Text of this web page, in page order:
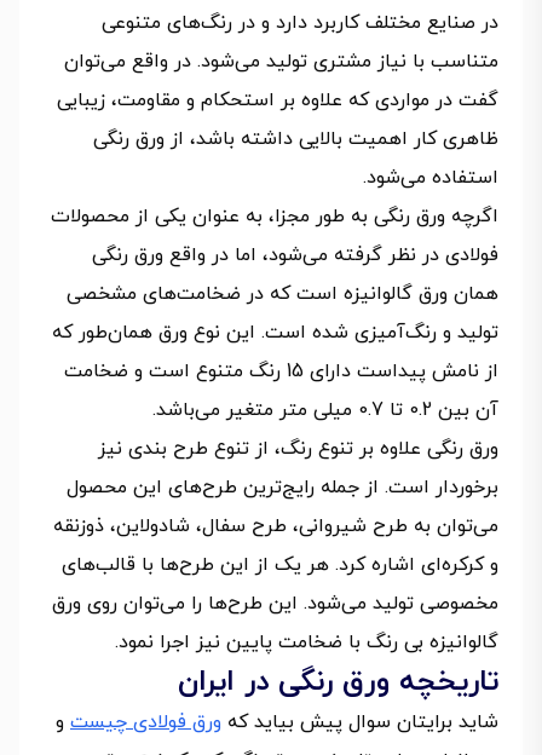
در صنایع مختلف کاربرد دارد و در رنگ‌های متنوعی
متناسب با نیاز مشتری تولید می‌شود. در واقع می‌توان
گفت در مواردی که علاوه بر استحکام و مقاومت، زیبایی
ظاهری کار اهمیت بالایی داشته باشد، از ورق رنگی
استفاده می‌شود.
اگرچه ورق رنگی به طور مجزا، به عنوان یکی از محصولات
فولادی در نظر گرفته می‌شود، اما در واقع ورق رنگی
همان ورق گالوانیزه است که در ضخامت‌های مشخصی
تولید و رنگ‌آمیزی شده است. این نوع ورق همان‌طور که
از نامش پیداست دارای 15 رنگ متنوع است و ضخامت
آن بین 0.2 تا 0.7 میلی متر متغیر می‌باشد.
ورق رنگی علاوه بر تنوع رنگ، از تنوع طرح بندی نیز
برخوردار است. از جمله رایج‌ترین طرح‌های این محصول
می‌توان به طرح شیروانی، طرح سفال، شادولاین، ذوزنقه
و کرکره‌ای اشاره کرد. هر یک از این طرح‌ها با قالب‌های
مخصوصی تولید می‌شود. این طرح‌ها را می‌توان روی ورق
گالوانیزه بی رنگ با ضخامت پایین نیز اجرا نمود.
تاریخچه ورق رنگی در ایران
شاید برایتان سوال پیش بیاید که ورق فولادی چیست و